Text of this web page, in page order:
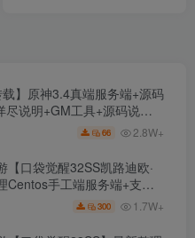
】原神3.4真端服务端+源码
尽说明+GM工具+源码说明
66 2.8W+
【口袋觉醒32SS凯路迪欧·
Centos手工端服务端+支付
端+运营后台+GM授权后台
300 1.7W+